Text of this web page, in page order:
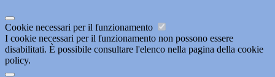
Cookie necessari per il funzionamento
I cookie necessari per il funzionamento non possono essere
disabilitati. È possibile consultare l'elenco nella pagina della cookie
policy.